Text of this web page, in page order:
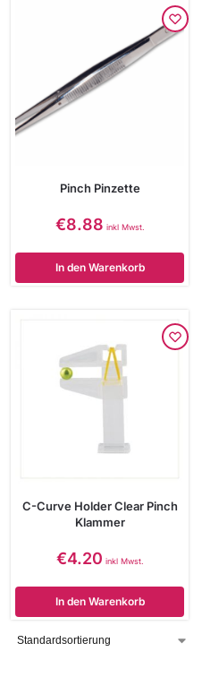
Pinch Pinzette
€8.88 inkl Mwst.
In den Warenkorb
C-Curve Holder Clear Pinch
Klammer
€4.20 inkl Mwst.
In den Warenkorb